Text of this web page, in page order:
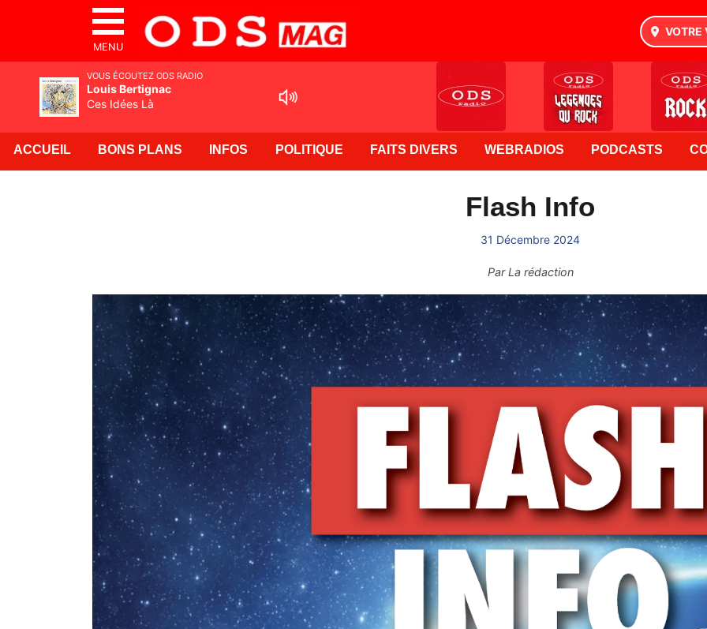
MENU
VOTRE
ACCUEIL BONS PLANS INFOS POLITIQUE FAITS DIVERS WEBRADIOS PODCASTS
Flash Info
31 Décembre 2024
ParLa rédaction
VOUS ÉCOUTEZ ODS RADIO
Louis Bertignac
Ces Idées Là